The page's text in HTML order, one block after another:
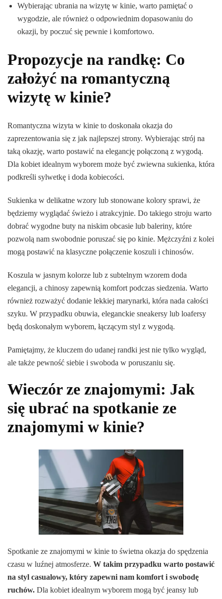
Wybierając ubrania na wizytę w kinie, warto pamiętać o
wygodzie, ale również o odpowiednim dopasowaniu do
okazji, by poczuć się pewnie i komfortowo.
Propozycje na randkę: Co
założyć na romantyczną
wizytę w kinie?
Romantyczna wizyta w kinie to doskonała okazja do
zaprezentowania się z jak najlepszej strony. Wybierając strój na
taką okazję, warto postawić na elegancję połączoną z wygodą.
Dla kobiet idealnym wyborem może być zwiewna sukienka, która
podkreśli sylwetkę i doda kobiecości.
Sukienka w delikatne wzory lub stonowane kolory sprawi, że
będziemy wyglądać świeżo i atrakcyjnie. Do takiego stroju warto
dobrać wygodne buty na niskim obcasie lub baleriny, które
pozwolą nam swobodnie poruszać się po kinie. Mężczyźni z kolei
mogą postawić na klasyczne połączenie koszuli i chinosów.
Koszula w jasnym kolorze lub z subtelnym wzorem doda
elegancji, a chinosy zapewnią komfort podczas siedzenia. Warto
również rozważyć dodanie lekkiej marynarki, która nada całości
szyku. W przypadku obuwia, eleganckie sneakersy lub loafersy
będą doskonałym wyborem, łączącym styl z wygodą.
Pamiętajmy, że kluczem do udanej randki jest nie tylko wygląd,
ale także pewność siebie i swoboda w poruszaniu się.
Wieczór ze znajomymi: Jak
się ubrać na spotkanie ze
znajomymi w kinie?
Spotkanie ze znajomymi w kinie to świetna okazja do spędzenia
czasu w luźnej atmosferze. W takim przypadku warto postawić
na styl casualowy, który zapewni nam komfort i swobodę
ruchów. Dla kobiet idealnym wyborem mogą być jeansy lub